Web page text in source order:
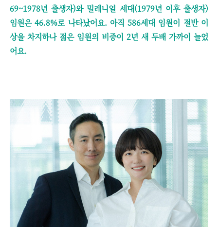
69~1978년 출생자)와 밀레니얼 세대(1979년 이후 출생자)
임원은 46.8%로 나타났어요. 아직 586세대 임원이 절반 이
상을 차지하나 젊은 임원의 비중이 2년 새 두배 가까이 늘었
어요.